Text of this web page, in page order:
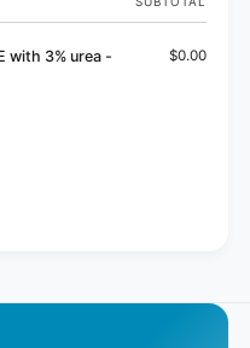
with 3% urea -
$0.00